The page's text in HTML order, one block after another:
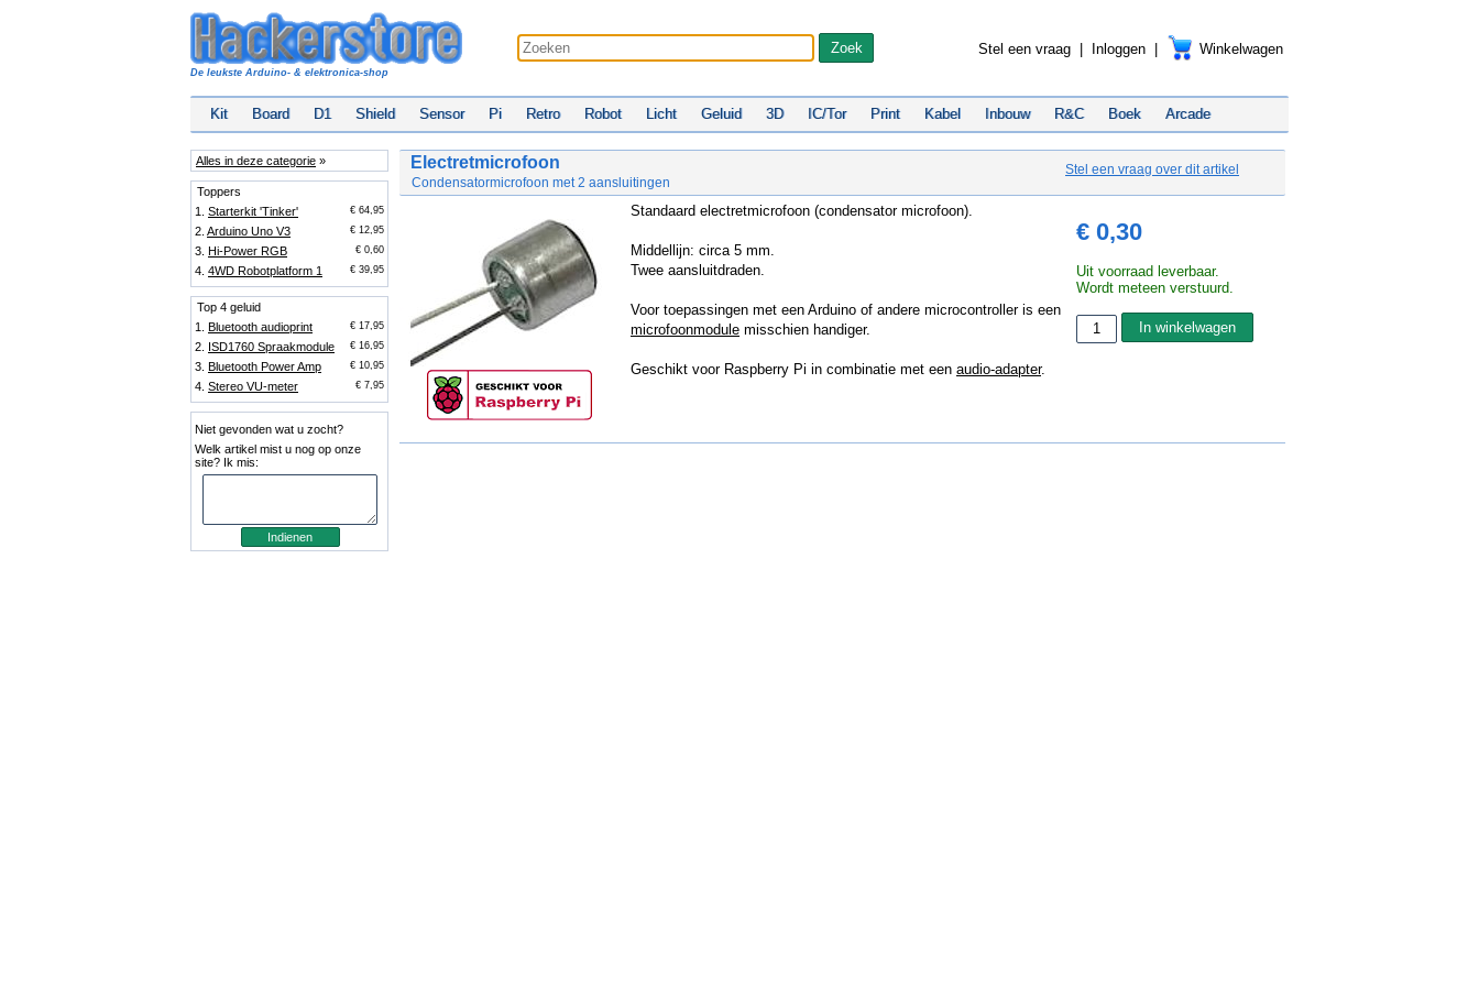
De leukste Arduino- & elektronica-shop
Stel een vraag Inloggen Winkelwagen
Kit Board D1 Shield Sensor Pi Retro Robot Licht Geluid 3D IC/Tor Print Kabel Inbouw R&C Boek Arcade
Alles in deze categorie »
Toppers
1. Starterkit 'Tinker' € 64,95
2. Arduino Uno V3 € 12,95
3. Hi-Power RGB € 0,60
4. 4WD Robotplatform 1 € 39,95
Top 4 geluid
1. Bluetooth audioprint € 17,95
2. ISD1760 Spraakmodule € 16,95
3. Bluetooth Power Amp € 10,95
4. Stereo VU-meter € 7,95
Niet gevonden wat u zocht?
Welk artikel mist u nog op onze
site? Ik mis:
Electretmicrofoon
Condensatormicrofoon met 2 aansluitingen
Stel een vraag over dit artikel
Standaard electretmicrofoon (condensator microfoon).
Middellijn: circa 5 mm.
Twee aansluitdraden.
Voor toepassingen met een Arduino of andere microcontroller is een
microfoonmodule misschien handiger.
Geschikt voor Raspberry Pi in combinatie met een audio-adapter.
€ 0,30
Uit voorraad leverbaar.
Wordt meteen verstuurd.